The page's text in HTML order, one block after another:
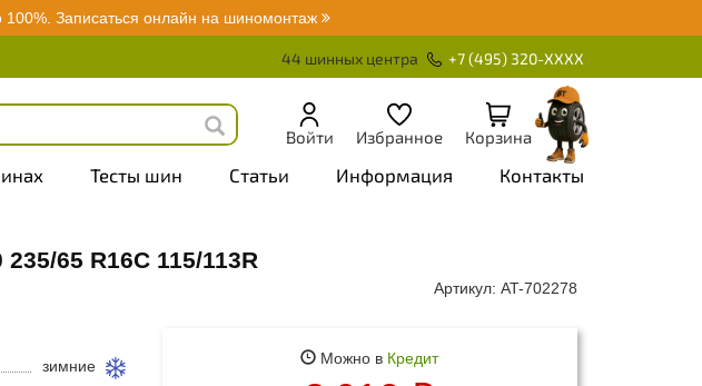
Записаться онлайн на шиномонтаж
44 шинных центра +7 (495) 320-XXXX
Войти Избранное Корзина
Тесты шин Статьи Информация Контакты
235/65 R16C 115/113R
Артикул: AT-702278
Можно в Кредит
зимние